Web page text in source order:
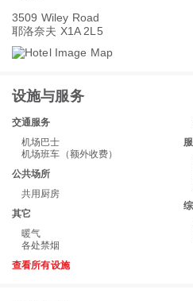
3509 Wiley Road
耶洛奈夫 X1A 2L5
设施与服务
交通服务
机场巴士
机场班车（额外收费）
公共场所
共用厨房
其它
暖气
各处禁烟
查看所有设施